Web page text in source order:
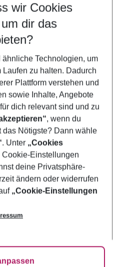
für 2026
wir Cookies
dir das
Technologien, um
zu halten. Dadurch
Plattform verstehen und
sowie Inhalte, Angebote
dich relevant sind und zu
, wenn du
das Nötigste? Dann wähle
. Unter „Cookies
Cookie-Einstellungen
deine Privatsphäre-
ändern oder widerrufen
„Cookie-Einstellungen